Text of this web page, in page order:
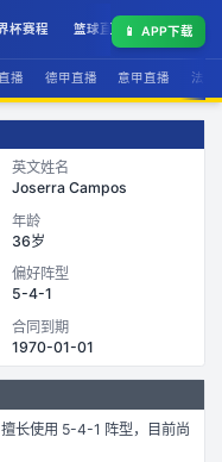
杯赛程 篮球直播 联赛积分
📱 APP下载
播 德甲直播 意甲直播 法甲
英文姓名
Joserra Campos
年龄
36岁
偏好阵型
5-4-1
合同到期
1970-01-01
擅长使用 5-4-1 阵型，
目前尚